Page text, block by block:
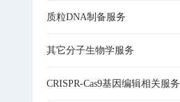
质粒DNA制备服务
其它分子生物学服务
CRISPR-Cas9基因编辑相关服务